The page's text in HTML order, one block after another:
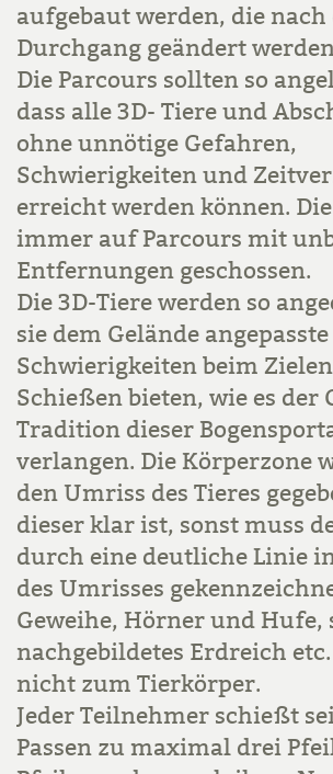
aufgebaut werden, die
Durchgang geändert
Die Parcours sollten so
dass alle 3D- Tiere und
ohne unnötige Gefahren,
Schwierigkeiten und
erreicht werden können.
immer auf Parcours mit
Entfernungen geschossen.
Die 3D-Tiere werden so
sie dem Gelände angepasste
Schwierigkeiten beim
Schießen bieten, wie es der
Tradition dieser
verlangen. Die Körperzone
den Umriss des Tieres
dieser klar ist, sonst muss
durch eine deutliche Linie
des Umrisses
Geweihe, Hörner und Hufe,
nachgebildetes Erdreich
nicht zum Tierkörper.
Jeder Teilnehmer schießt
Passen zu maximal drei